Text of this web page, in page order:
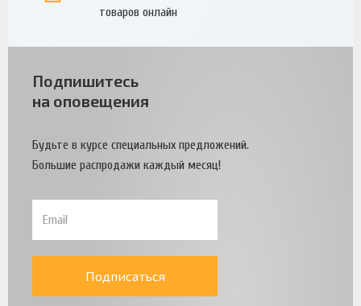
товаров онлайн
Подпишитесь
на оповещения
Будьте в курсе специальных предложений.
Большие распродажи каждый месяц!
Подписаться